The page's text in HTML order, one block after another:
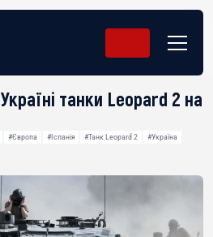
танки Leopard 2 на
#Європа #Іспанія #Танк Leopard 2 #Україна